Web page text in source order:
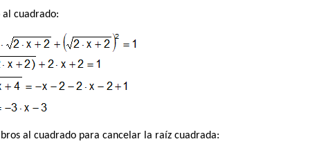
al cuadrado:
al cuadrado para cancelar la raíz cuadrada: